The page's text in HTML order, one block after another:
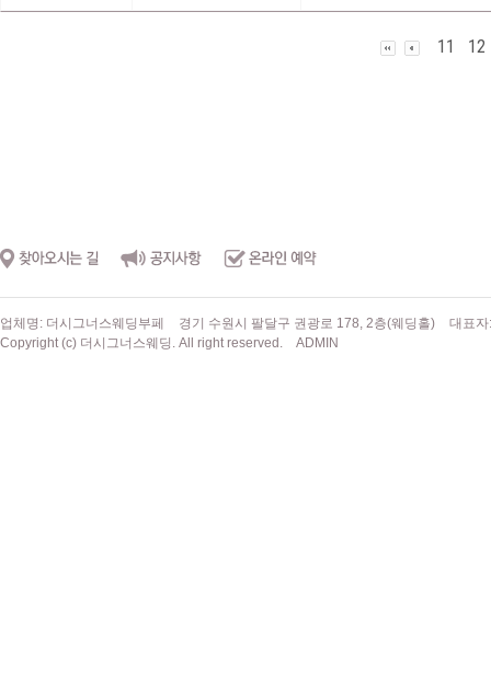
11 12
업체명: 더시그너스웨딩부페 경기 수원시 팔달구 권광로 178, 2층(웨딩홀)
대표
Copyright (c) 더시그너스웨딩. All right reserved.
ADMIN